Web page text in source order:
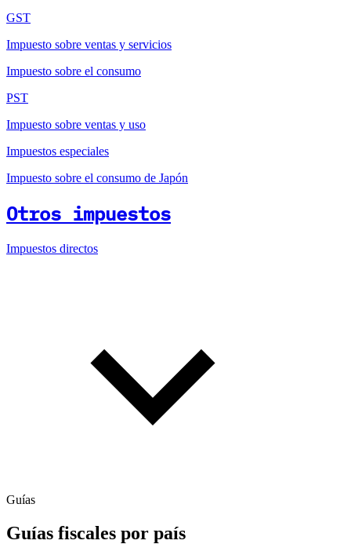
GST
Impuesto sobre ventas y servicios
Impuesto sobre el consumo
PST
Impuesto sobre ventas y uso
Impuestos especiales
Impuesto sobre el consumo de Japón
Otros impuestos
Impuestos directos
Guías
Guías fiscales por país